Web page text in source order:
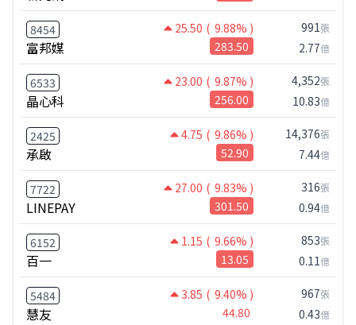
8454 25.50 ( 9.88% )
富邦媒 283.50
991張
2.77億
6533 23.00 ( 9.87% )
晶心科 256.00
4,352張
10.83億
2425 4.75 ( 9.86% )
承啟 52.90
14,376張
7.44億
7722 27.00 ( 9.83% )
LINEPAY 301.50
316張
0.94億
6152 1.15 ( 9.66% )
百一 13.05
853張
0.11億
5484 3.85 ( 9.40% )
慧友 44.80
967張
0.43億